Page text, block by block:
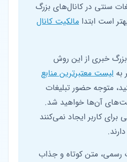
سنتی در کانال‌های بزرگ
است ابتدا مالکیت کانال
خبری از این روش
به لیست معتبرترین منابع
متوجه حضور تبلیغات
آن‌ها خواهید شد.
برای کاربر ایجاد نمی‌کنند
رسمی، متن کوتاه و جذاب